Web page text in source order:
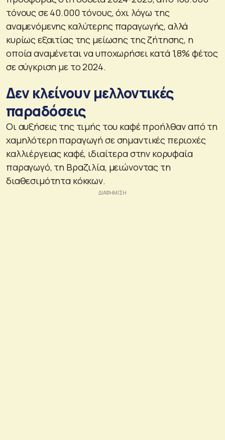
τόνους σε 40.000 τόνους, όχι λόγω της
αναμενόμενης καλύτερης παραγωγής, αλλά
κυρίως εξαιτίας της μείωσης της ζήτησης, η
οποία αναμένεται να υποχωρήσει κατά 1,8% φέτος
σε σύγκριση με το 2024.
Δεν κλείνουν μελλοντικές
παραδόσεις
Οι αυξήσεις της τιμής του καφέ προήλθαν από τη
χαμηλότερη παραγωγή σε σημαντικές περιοχές
καλλιέργειας καφέ, ιδιαίτερα στην κορυφαία
παραγωγό, τη Βραζιλία, μειώνοντας τη
διαθεσιμότητα κόκκων.